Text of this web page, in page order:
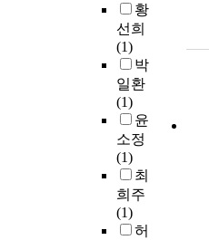
황
선희
(1)
박
일환
(1)
윤
소정
(1)
최
희주
(1)
허